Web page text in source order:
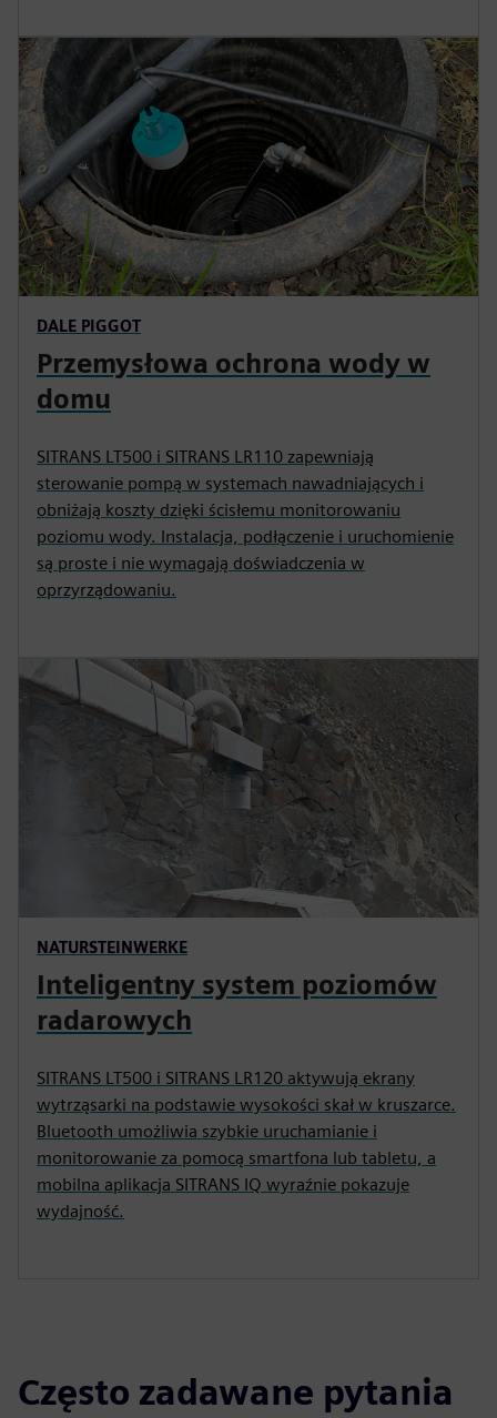
DALE PIGGOT
Przemysłowa ochrona wody w
domu
SITRANS LT500 i SITRANS LR110 zapewniają
sterowanie pompą w systemach nawadniających i
obniżają koszty dzięki ścisłemu monitorowaniu
poziomu wody. Instalacja, podłączenie i uruchomienie
są proste i nie wymagają doświadczenia w
oprzyrządowaniu.
NATURSTEINWERKE
Inteligentny system poziomów
radarowych
SITRANS LT500 i SITRANS LR120 aktywują ekrany
wytrząsarki na podstawie wysokości skał w kruszarce.
Bluetooth umożliwia szybkie uruchamianie i
monitorowanie za pomocą smartfona lub tabletu, a
mobilna aplikacja SITRANS IQ wyraźnie pokazuje
wydajność.
Często zadawane pytania